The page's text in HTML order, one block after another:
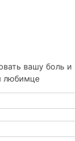
вашу боль и
любимце